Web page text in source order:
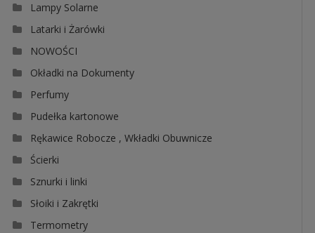
Lampy Solarne
Latarki i Żarówki
NOWOŚCI
Okładki na Dokumenty
Perfumy
Pudełka kartonowe
Rękawice Robocze , Wkładki Obuwnicze
Ścierki
Sznurki i linki
Słoiki i Zakrętki
Termometry